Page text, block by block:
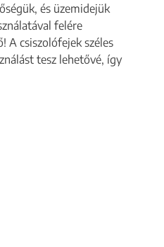
és üzemidejük
felére
A csiszolófejek széles
tesz lehetővé, így